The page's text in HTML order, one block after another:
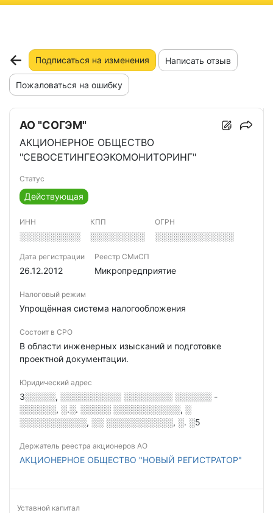
Подписаться на изменения Написать отзыв
Пожаловаться на ошибку
АО "СОГЭМ"
АКЦИОНЕРНОЕ ОБЩЕСТВО
"СЕВОСЕТИНГЕОЭКОМОНИТОРИНГ"
Статус
Действующая
ИНН
░░░░░░░░░░
КПП
░░░░░░░░░
ОГРН
░░░░░░░░░░░░░
Дата регистрации
26.12.2012
Реестр СМиСП
Микропредприятие
Налоговый режим
Упрощённая система налогообложения
Состоит в СРО
В области инженерных изысканий и подготовке
проектной документации.
Юридический адрес
3░░░░░, ░░░░░░░░░░ ░░░░░░░░ ░░░░░░ -
░░░░░░, ░.░. ░░░░░ ░░░░░░░░░░░, ░
░░░░░░░░░░░, ░░ ░░░░░░░░░░░, ░. ░5
Держатель реестра акционеров АО
АКЦИОНЕРНОЕ ОБЩЕСТВО "НОВЫЙ РЕГИСТРАТОР"
Уставной капитал